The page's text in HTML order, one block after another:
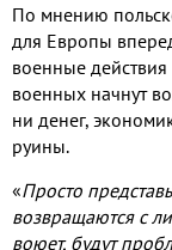
По мнению
для Европы
военные
военных начнут
ни денег,
руины.
«Просто
возвращаются с
воюет, будут